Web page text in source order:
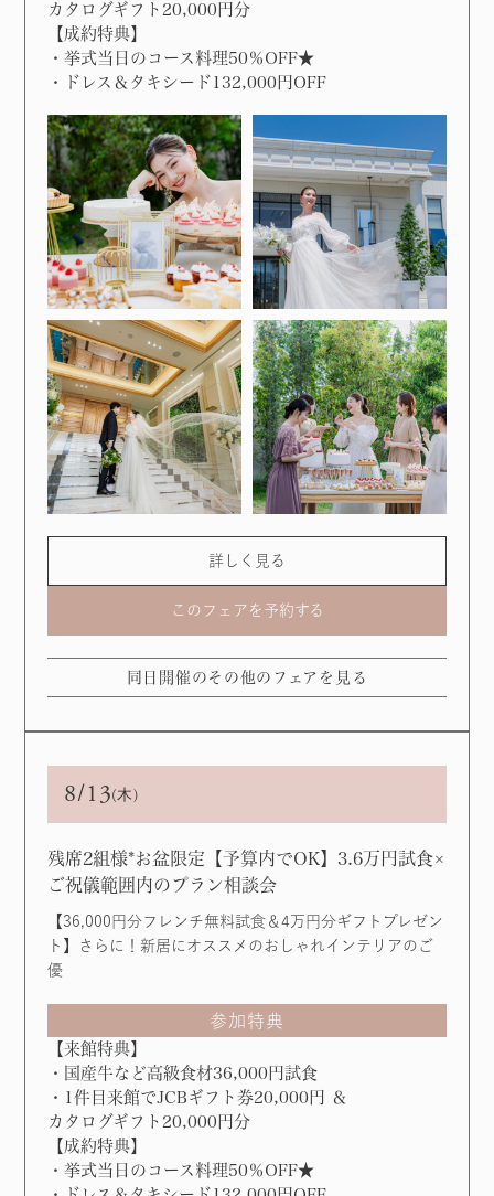
カタログギフト20,000円分
【成約特典】
・挙式当日のコース料理50％OFF★
・ドレス＆タキシード132,000円OFF
詳しく見る
このフェアを予約する
同日開催のその他のフェアを見る
8/13(木)
残席2組様*お盆限定【予算内でOK】3.6万円試⾷×
ご祝儀範囲内のプラン相談会
【36,000円分フレンチ無料試食＆4万円分ギフトプレゼン
ト】さらに！新居にオススメのおしゃれインテリアのご
優
参加特典
【来館特典】
・国産牛など高級食材36,000円試食
・1件目来館でJCBギフト券20,000円 ＆
カタログギフト20,000円分
【成約特典】
・挙式当日のコース料理50％OFF★